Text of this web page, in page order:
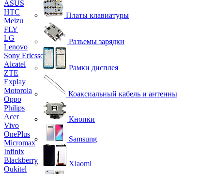
ASUS
HTC
Meizu
FLY
LG
Lenovo
Sony Ericsson
Alcatel
ZTE
Explay
Motorola
Oppo
Philips
Acer
Vivo
OnePlus
Micromax
Infinix
Blackberry
Oukitel
Платы клавиатуры
Разъемы зарядки
Рамки дисплея
Коаксиальный кабель и антенны
Кнопки
Samsung
Xiaomi